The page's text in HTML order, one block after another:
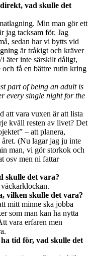
vad skulle det
Min man gör ett
jag tacksam för. Jag
sedan har vi bytts vid
är tråkigt och kräver
äter inte särskilt dåligt,
få en bättre rutin kring
part of being an adult is
every single night for the
att vara vuxen är att lista
kväll resten av livet? Det
– att planera,
(Nu lagar jag ju inte
man, vi gör storkok och
osv men ni fattar
skulle det vara?
vilken skulle det vara?
mitt minne ska jobba
som man kan ha nytta
vara erfaren men
tid för, vad skulle det